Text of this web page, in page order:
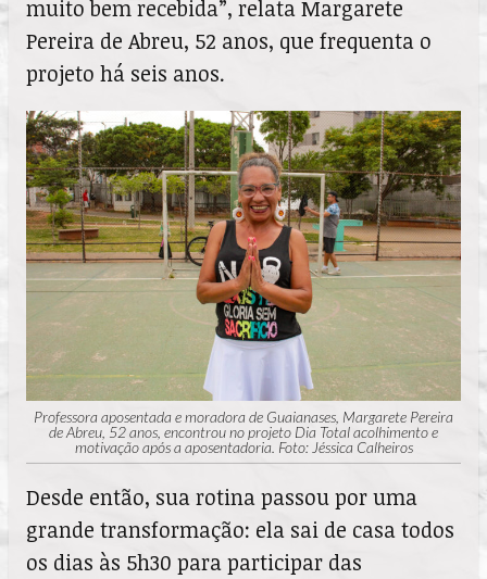
muito bem recebida”, relata Margarete
Pereira de Abreu, 52 anos, que frequenta o
projeto há seis anos.
Professora aposentada e moradora de Guaianases, Margarete Pereira
de Abreu, 52 anos, encontrou no projeto Dia Total acolhimento e
motivação após a aposentadoria. Foto: Jéssica Calheiros
Desde então, sua rotina passou por uma
grande transformação: ela sai de casa todos
os dias às 5h30 para participar das